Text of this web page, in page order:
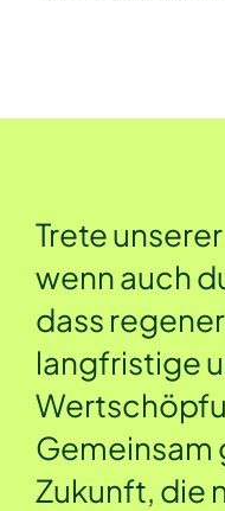
Trete
wenn auch
dass
langfristige
Gemeinsam
Zukunft, die